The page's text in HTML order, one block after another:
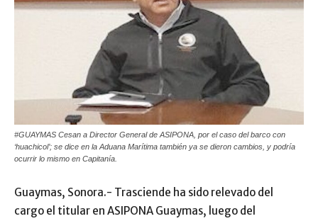
#GUAYMAS Cesan a Director General de ASIPONA, por el caso del barco con
‘huachicol’; se dice en la Aduana Marítima también ya se dieron cambios, y podría
ocurrir lo mismo en Capitanía.
Guaymas, Sonora.- Trasciende ha sido relevado del
cargo el titular en ASIPONA Guaymas, luego del